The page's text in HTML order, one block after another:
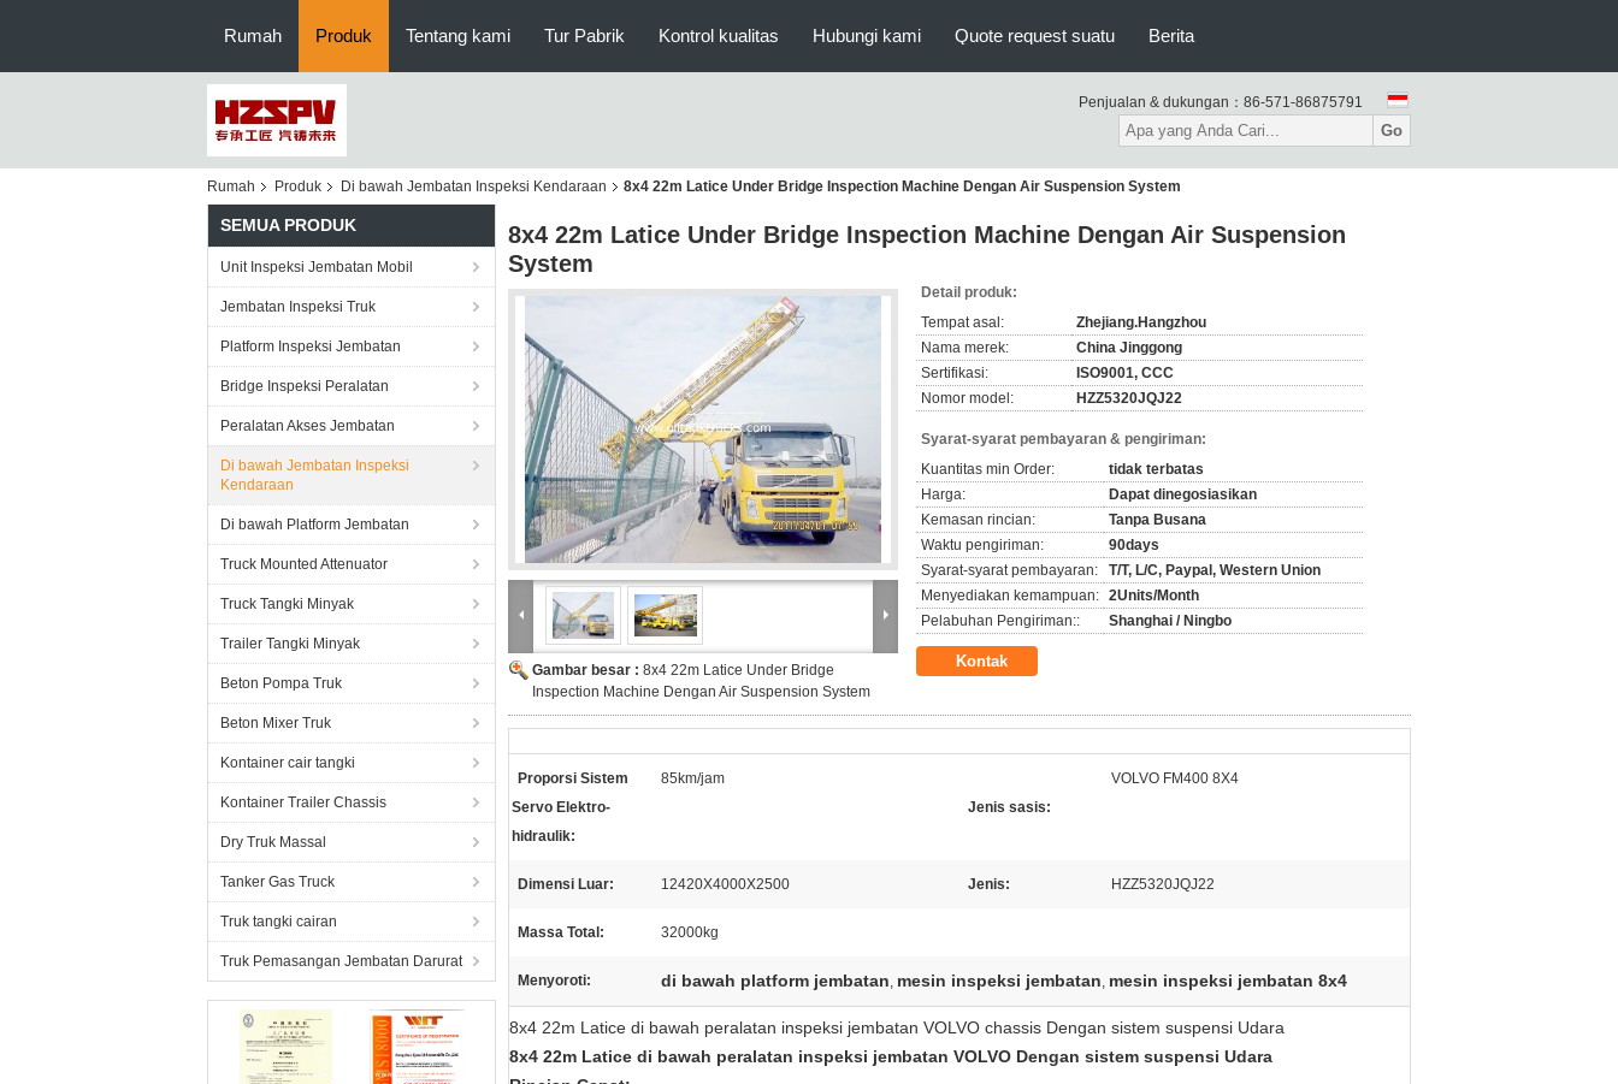
Rumah Produk Tentang kami Tur Pabrik Kontrol kualitas Hubungi kami Quote request suatu Berita
Penjualan & dukungan： 86-571-86875791
Go
Rumah Produk Di bawah Jembatan Inspeksi Kendaraan 8x4 22m Latice Under Bridge Inspection Machine Dengan Air Suspension System
SEMUA PRODUK
Unit Inspeksi Jembatan Mobil
Jembatan Inspeksi Truk
Platform Inspeksi Jembatan
Bridge Inspeksi Peralatan
Peralatan Akses Jembatan
Di bawah Jembatan Inspeksi
Kendaraan
Di bawah Platform Jembatan
Truck Mounted Attenuator
Truck Tangki Minyak
Trailer Tangki Minyak
Beton Pompa Truk
Beton Mixer Truk
Kontainer cair tangki
Kontainer Trailer Chassis
Dry Truk Massal
Tanker Gas Truck
Truk tangki cairan
Truk Pemasangan Jembatan Darurat
8x4 22m Latice Under Bridge Inspection Machine Dengan Air Suspension
System
Gambar besar : 8x4 22m Latice Under Bridge
Inspection Machine Dengan Air Suspension System
Detail produk:
Tempat asal:
Zhejiang.Hangzhou
Nama merek:
China Jinggong
Sertifikasi:
ISO9001, CCC
Nomor model:
HZZ5320JQJ22
Syarat-syarat pembayaran & pengiriman:
Kuantitas min Order:
tidak terbatas
Harga:
Dapat dinegosiasikan
Kemasan rincian:
Tanpa Busana
Waktu pengiriman:
90days
Syarat-syarat pembayaran:
T/T, L/C, Paypal, Western Union
Menyediakan kemampuan: 2Units/Month
Pelabuhan Pengiriman::
Shanghai / Ningbo
Kontak
Proporsi Sistem
Servo Elektro-
hidraulik:
85km/jam
Jenis sasis:
VOLVO FM400 8X4
Dimensi Luar: 12420X4000X2500 Jenis: HZZ5320JQJ22
Massa Total: 32000kg
Menyoroti: di bawah platform jembatan, mesin inspeksi jembatan, mesin inspeksi jembatan 8x4
8x4 22m Latice di bawah peralatan inspeksi jembatan VOLVO chassis Dengan sistem suspensi Udara
8x4 22m Latice di bawah peralatan inspeksi jembatan VOLVO Dengan sistem suspensi Udara